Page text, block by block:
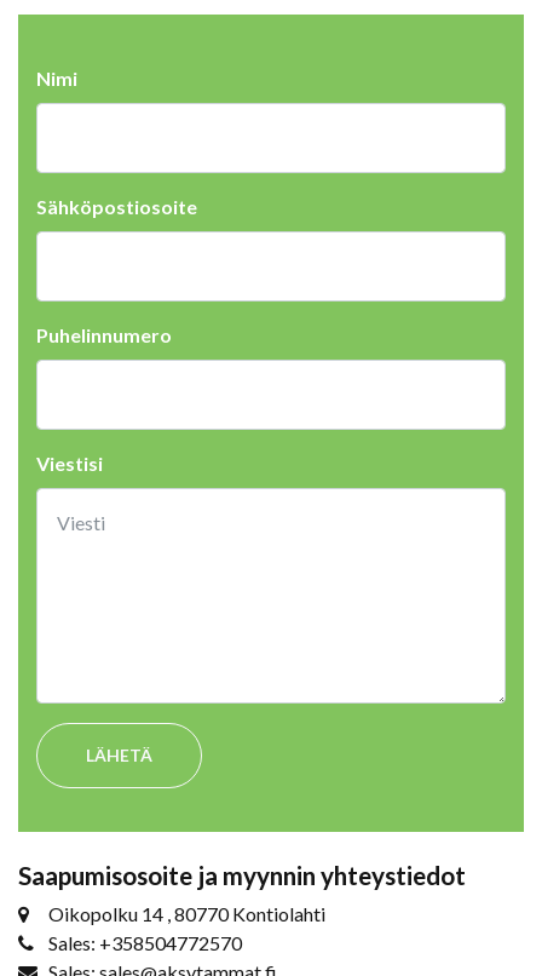
Nimi
Sähköpostiosoite
Puhelinnumero
Viestisi
LÄHETÄ
Saapumisosoite ja myynnin yhteystiedot
Oikopolku 14 , 80770 Kontiolahti
Sales: +358504772570
Sales: sales@aksytammat.fi